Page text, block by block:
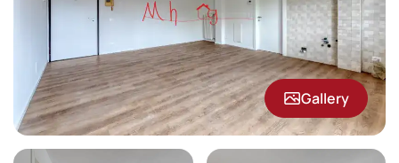
Gallery